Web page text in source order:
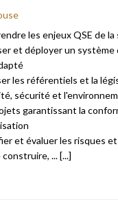
les enjeux QSE de
et déployer un système
les référentiels et la
sécurité et
garantissant la
et évaluer les risques
... [...]